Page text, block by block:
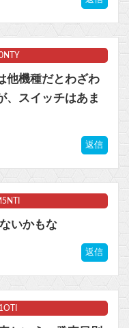
他機種だとわざわ
、スイッチはあま
返信
いかもな
返信